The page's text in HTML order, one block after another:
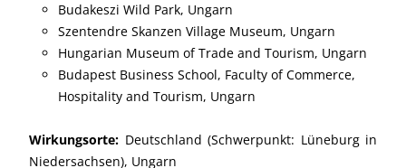
Budakeszi Wild Park, Ungarn
Szentendre Skanzen Village Museum, Ungarn
Hungarian Museum of Trade and Tourism, Ungarn
Budapest Business School, Faculty of Commerce,
Hospitality and Tourism, Ungarn
Wirkungsorte: Deutschland (Schwerpunkt: Lüneburg in
Niedersachsen), Ungarn